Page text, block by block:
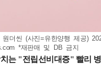
원더씬 (사진=유한양행 제공)
*재판매 및 DB 금지